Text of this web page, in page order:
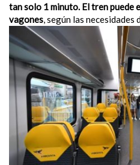
tan solo 1 minuto. El tren puede
vagones , según las necesidades